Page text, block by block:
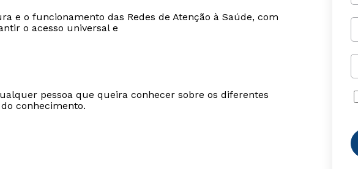
e o funcionamento das Redes de Atenção à Saúde, com
o acesso universal e
pessoa que queira conhecer sobre os diferentes
conhecimento.